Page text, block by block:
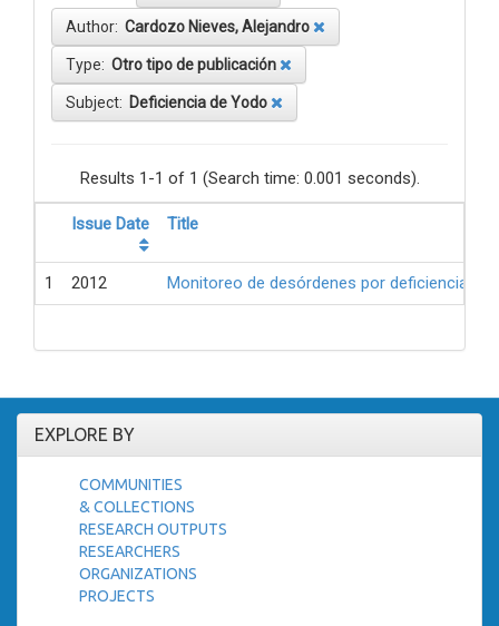
Author: Cardozo Nieves, Alejandro
Type: Otro tipo de publicación
Subject: Deficiencia de Yodo
Results 1-1 of 1 (Search time: 0.001 seconds).
Issue Date Title
1 2012 Monitoreo de desórdenes por deficiencia
EXPLORE BY
COMMUNITIES
& COLLECTIONS
RESEARCH OUTPUTS
RESEARCHERS
ORGANIZATIONS
PROJECTS